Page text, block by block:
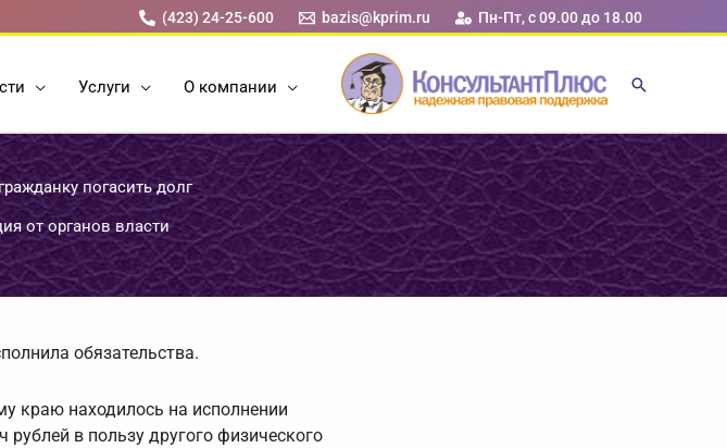
(423) 24-25-600 bazis@kprim.ru Пн-Пт, с 09.00 до 18.00
Услуги О компании
погасить долг
от органов власти
обязательства.
краю находилось на исполнении
в пользу другого физического